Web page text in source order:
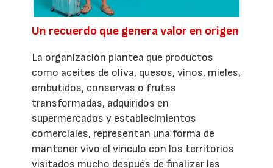
Un recuerdo que genera valor en origen
La organización plantea que productos
como aceites de oliva, quesos, vinos, mieles,
embutidos, conservas o frutas
transformadas, adquiridos en
supermercados y establecimientos
comerciales, representan una forma de
mantener vivo el vínculo con los territorios
visitados mucho después de finalizar las